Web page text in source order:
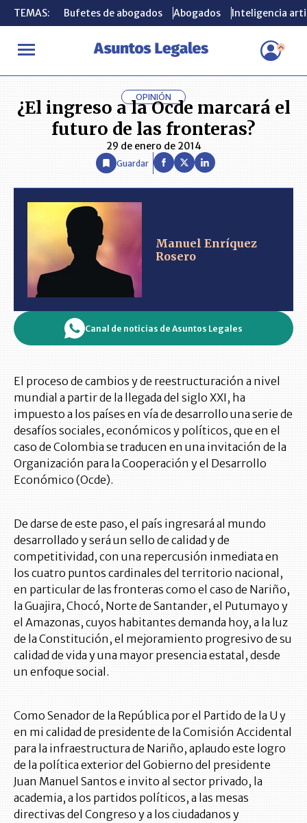
TEMAS: Bufetes de abogados Abogados Inteligencia
INICIO ANÁLISIS MANUEL ENRÍQUEZ ROSERO ¿El ingreso a
TEMAS: Bufetes de abogados Abogados Inteligencia
OPINIÓN
¿El ingreso a la Ocde marcará el
futuro de las fronteras?
29 de enero de 2014
Guardar
Manuel Enríquez
Rosero
Canal de noticias de Asuntos Legales
El proceso de cambios y de reestructuración a nivel
mundial a partir de la llegada del siglo XXI, ha
impuesto a los países en vía de desarrollo una serie de
desafíos sociales, económicos y políticos, que en el
caso de Colombia se traducen en una invitación de la
Organización para la Cooperación y el Desarrollo
Económico (Ocde).
De darse de este paso, el país ingresará al mundo
desarrollado y será un sello de calidad y de
competitividad, con una repercusión inmediata en
los cuatro puntos cardinales del territorio nacional,
en particular de las fronteras como el caso de Nariño,
la Guajira, Chocó, Norte de Santander, el Putumayo y
el Amazonas, cuyos habitantes demanda hoy, a la luz
de la Constitución, el mejoramiento progresivo de su
calidad de vida y una mayor presencia estatal, desde
un enfoque social.
Como Senador de la República por el Partido de la U y
en mi calidad de presidente de la Comisión Accidental
para la infraestructura de Nariño, aplaudo este logro
de la política exterior del Gobierno del presidente
Juan Manuel Santos e invito al sector privado, la
academia, a los partidos políticos, a las mesas
directivas del Congreso y a los ciudadanos y